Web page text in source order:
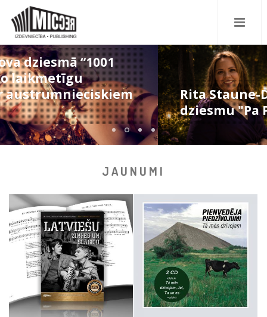
Rita Staune-Doniņa debitē ar
dziesmu "Pa Piena ceļu"
JAUNUMI